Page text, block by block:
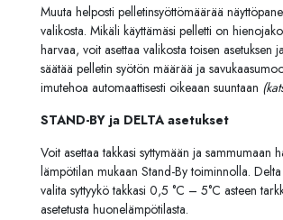
Muuta helposti pelletinsyöttömäärää
valikosta. Mikäli käyttämäsi pelletti on
harvaa, voit asettaa valikosta toisen asetuksen
säätää pelletin syötön määrää ja
imutehoa automaattisesti oikeaan suuntaan
STAND-BY ja DELTA asetukset
Voit asettaa takkasi syttymään ja sammumaan
lämpötilan mukaan Stand-By toiminnolla.
valita syttyykö takkasi 0,5 °C – 5°C asteen
asetetusta huonelämpötilasta.